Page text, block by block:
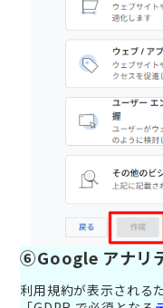
⑥Google アナリ
利用規約が表示される